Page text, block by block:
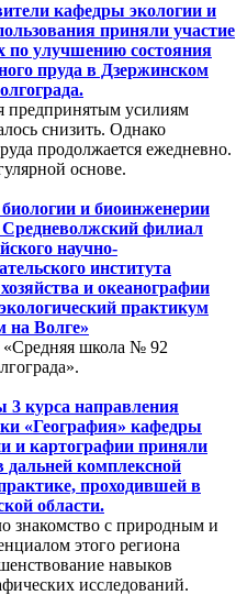
кафедры экологии и
приняли участие
по улучшению состояния
пруда в Дзержинском
предпринятым усилиям
снизить. Однако
продолжается ежедневно.
основе.
и биоинженерии
филиал
научно-
института
и океанографии
практикум
на Волге»
школа № 92
3 курса направления
«География» кафедры
и картографии приняли
дальней комплексной
проходившей в
области.
знакомство с природным и
этого региона
навыков
исследований.